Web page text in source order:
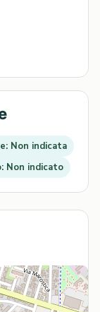
Non indicata
Non indicato